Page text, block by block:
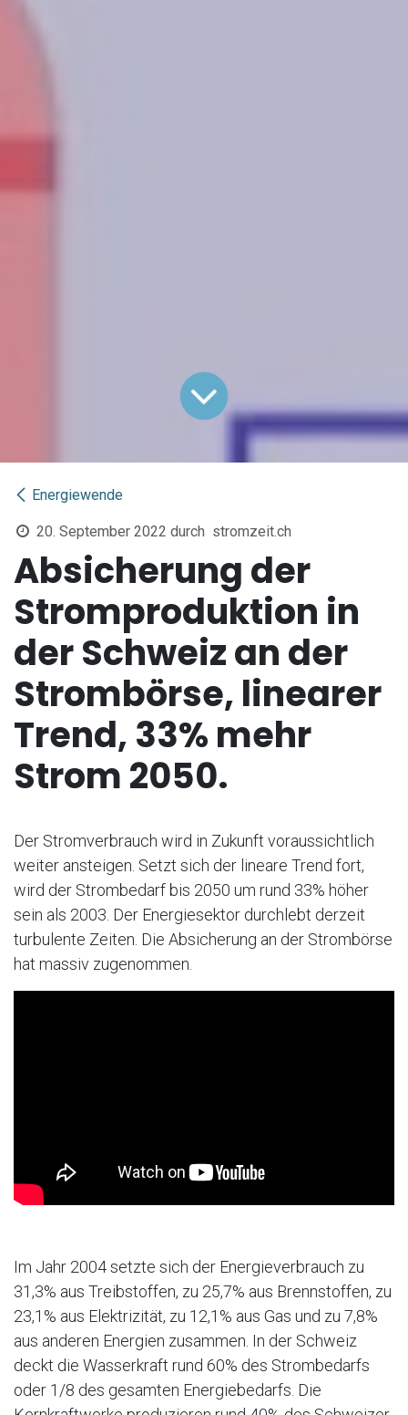
Energiewende
20. September 2022 durch stromzeit.ch
Absicherung der
Stromproduktion in
der Schweiz an der
Strombörse, linearer
Trend, 33% mehr
Strom 2050.
Der Stromverbrauch wird in Zukunft voraussichtlich
weiter ansteigen. Setzt sich der lineare Trend fort,
wird der Strombedarf bis 2050 um rund 33% höher
sein als 2003. Der Energiesektor durchlebt derzeit
turbulente Zeiten. Die Absicherung an der Strombörse
hat massiv zugenommen.
Im Jahr 2004 setzte sich der Energieverbrauch zu
31,3% aus Treibstoffen, zu 25,7% aus Brennstoffen, zu
23,1% aus Elektrizität, zu 12,1% aus Gas und zu 7,8%
aus anderen Energien zusammen. In der Schweiz
deckt die Wasserkraft rund 60% des Strombedarfs
oder 1/8 des gesamten Energiebedarfs. Die